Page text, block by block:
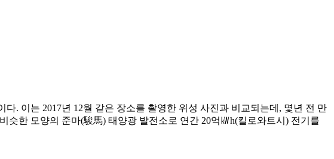
. 이는 2017년 12월 같은 장소를 촬영한 위성 사진과 비교되는데, 몇년 전 만
한 모양의 준마(駿馬) 태양광 발전소로 연간 20억㎾h(킬로와트시) 전기를